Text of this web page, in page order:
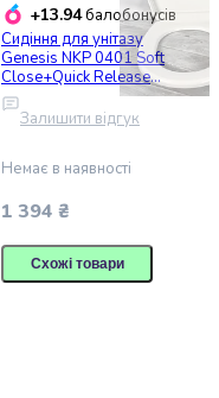
+13.94балобонусів
Сидіння для унітазу
Genesis NKP 0401 Soft
Close+Quick Release
дюропласт 30412
Залишити відгук
Немає в наявності
1 394 ₴
Схожі товари